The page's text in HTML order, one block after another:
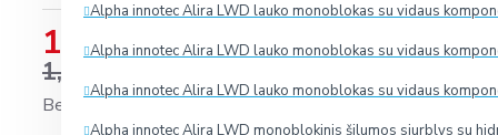
Alpha innotec Alira LWD lauko monoblokas su vidaus
Alpha innotec Alira LWD lauko monoblokas su vidaus
Alpha innotec Alira LWD lauko monoblokas su vidaus
Alpha innotec Alira LWD monoblokinis šilumos siurblys su
1,583.65 €
1,979.56 €
Be PVM: 1,308.80 €